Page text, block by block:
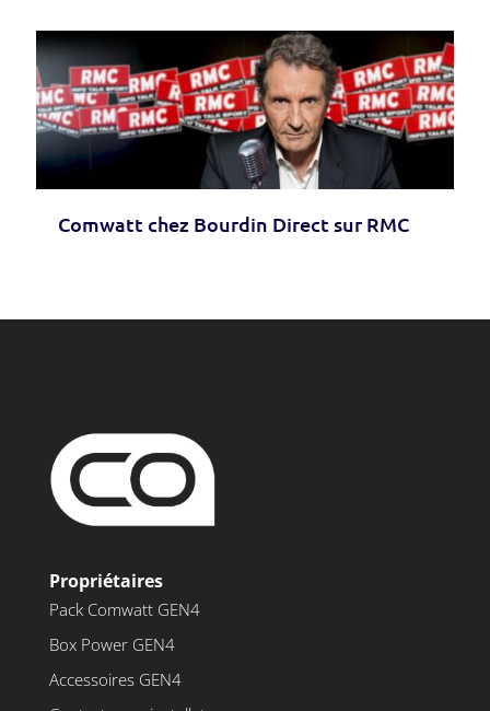
Comwatt chez Bourdin Direct sur RMC
Propriétaires
Pack Comwatt GEN4
Box Power GEN4
Accessoires GEN4